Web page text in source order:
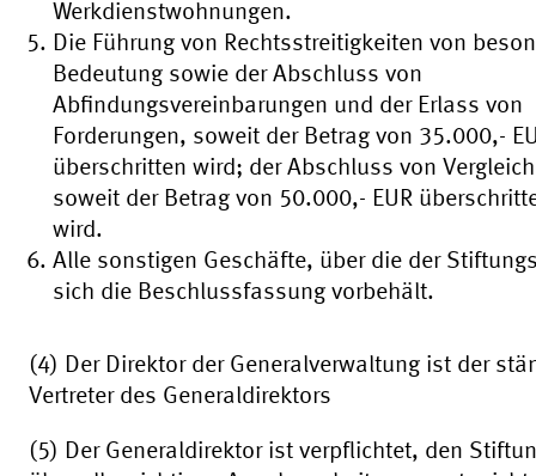
Werkdienstwohnungen.
Die Führung von Rechtsstreitigkeiten von
Bedeutung sowie der Abschluss von
Abfindungsvereinbarungen und der Erlass von
Forderungen, soweit der Betrag von 35.000,-
überschritten wird; der Abschluss von
soweit der Betrag von 50.000,- EUR
wird.
Alle sonstigen Geschäfte, über die der
sich die Beschlussfassung vorbehält.
(4) Der Direktor der Generalverwaltung ist der
Vertreter des Generaldirektors
(5) Der Generaldirektor ist verpflichtet, den